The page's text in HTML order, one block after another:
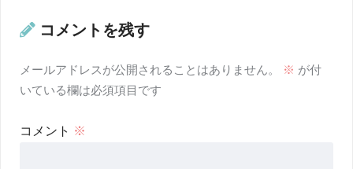
コメントを残す
メールアドレスが公開されることはありません。 ※ が付
いている欄は必須項目です
コメント ※